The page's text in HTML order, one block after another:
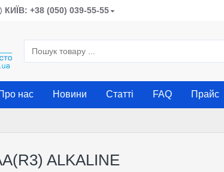
КИЇВ: +38 (050) 039-55-55
нас Новини Статті FAQ Прайс
ALKALINE